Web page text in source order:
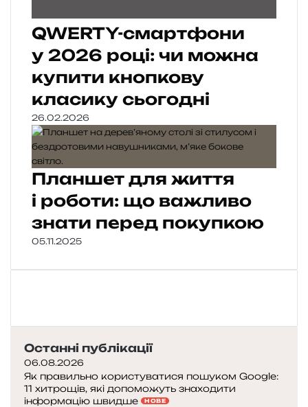
QWERTY-смартфони
у 2026 році: чи можна
купити кнопкову
класику сьогодні
26.02.2026
Планшет для життя
і роботи: що важливо
знати перед покупкою
05.11.2025
Останні публікації
06.08.2026
Як правильно користуватися пошуком Google:
11 хитрощів, які допоможуть знаходити
інформацію швидше
НОВЕ